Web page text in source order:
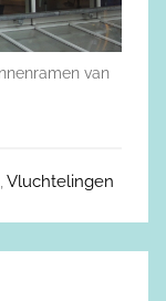
van
,Vluchtelingen